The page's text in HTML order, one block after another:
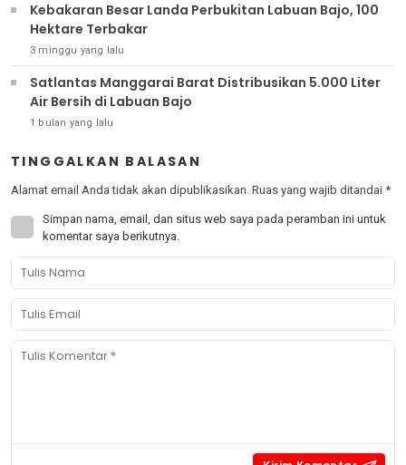
Kebakaran Besar Landa Perbukitan Labuan Bajo, 100
Hektare Terbakar
3 minggu yang lalu
Satlantas Manggarai Barat Distribusikan 5.000 Liter
Air Bersih di Labuan Bajo
1 bulan yang lalu
TINGGALKAN BALASAN
Alamat email Anda tidak akan dipublikasikan. Ruas yang wajib ditandai *
Simpan nama, email, dan situs web saya pada peramban ini untuk
komentar saya berikutnya.